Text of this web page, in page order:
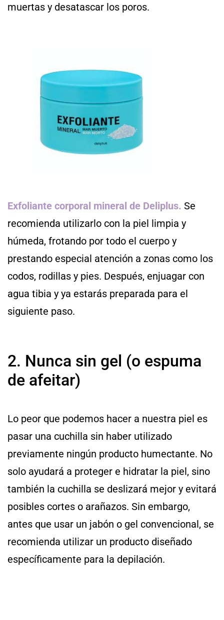
muertas y desatascar los poros.
Exfoliante corporal mineral de Deliplus. Se
recomienda utilizarlo con la piel limpia y
húmeda, frotando por todo el cuerpo y
prestando especial atención a zonas como los
codos, rodillas y pies. Después, enjuagar con
agua tibia y ya estarás preparada para el
siguiente paso.
2. Nunca sin gel (o espuma
de afeitar)
Lo peor que podemos hacer a nuestra piel es
pasar una cuchilla sin haber utilizado
previamente ningún producto humectante. No
solo ayudará a proteger e hidratar la piel, sino
también la cuchilla se deslizará mejor y evitará
posibles cortes o arañazos. Sin embargo,
antes que usar un jabón o gel convencional, se
recomienda utilizar un producto diseñado
específicamente para la depilación.